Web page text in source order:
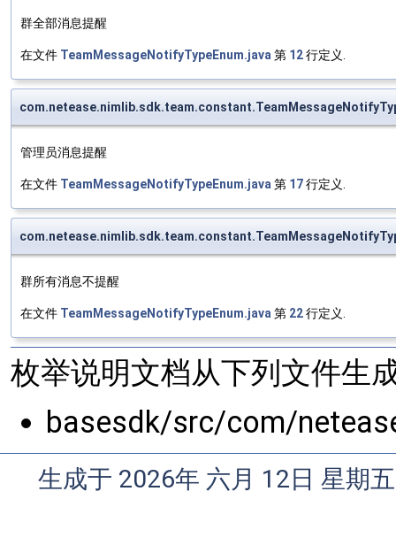
群全部消息提醒
在文件 TeamMessageNotifyTypeEnum.java 第 12行定义.
管理员消息提醒
在文件 TeamMessageNotifyTypeEnum.java 第 17行定义.
群所有消息不提醒
在文件 TeamMessageNotifyTypeEnum.java 第 22行定义.
枚举说明文档从下列文件生
basesdk/src/com/
生成于 2026年 六月 12日 星期